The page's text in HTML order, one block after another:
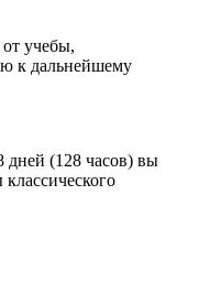
от учебы,
к дальнейшему
дней (128 часов) вы